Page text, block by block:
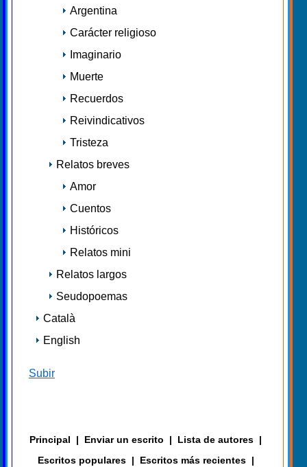
Argentina
Carácter religioso
Imaginario
Muerte
Recuerdos
Reivindicativos
Tristeza
Relatos breves
Amor
Cuentos
Históricos
Relatos mini
Relatos largos
Seudopoemas
Català
English
Subir
Principal | Enviar un escrito | Lista de autores |
Escritos populares | Escritos más recientes |